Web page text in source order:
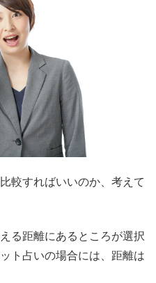
較すればいいのか、考えて
る距離にあるところが選択
ト占いの場合には、距離は